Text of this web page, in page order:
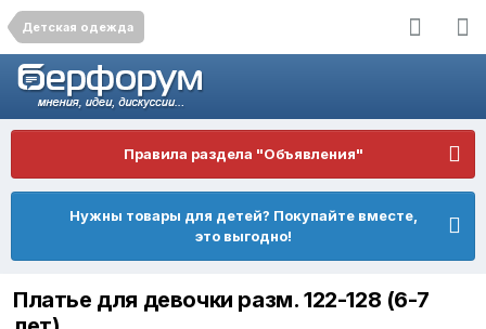
Детская одежда
Правила раздела "Объявления"
Нужны товары для детей? Покупайте вместе,
это выгодно!
Платье для девочки разм. 122-128 (6-7